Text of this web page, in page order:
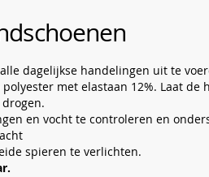
dagelijkse handelingen uit te
met elastaan 12%. Laat
en vocht te controleren en
spieren te verlichten.